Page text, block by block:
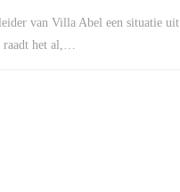
van Villa Abel een situatie
raadt het al,…